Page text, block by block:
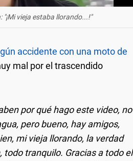
vieja estaba llorando...!"
accidente con una moto de
mal por el trascendido
por qué hago este video, no
pero bueno, hay amigos,
mi vieja llorando, la verdad
todo tranquilo. Gracias a todo el